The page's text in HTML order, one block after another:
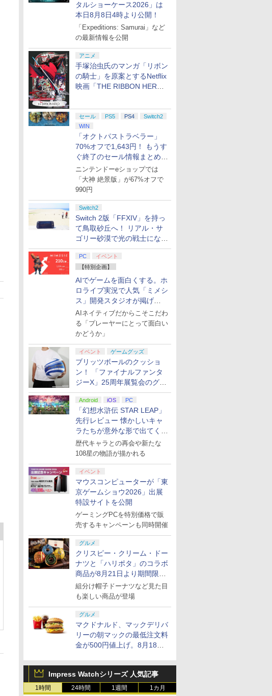
タルショーケース2026」は
本日8月8日4時より公開！
「Expeditions: Samurai」など
の最新情報を公開
アニメ
手塚治虫氏のマンガ「リボン
の騎士」を原案とするNetflix
映画「THE RIBBON HERO
セール PS5 PS4
Switch2
WIN
「オクトパストラベラー」
70%オフで1,643円！ もうす
ぐ終了のセール情報まとめ
【8月8日更新】
ニンテンドーeショップでは
「大神 絶景版」が67%オフで
990円
Switch2
Switch 2版「FFXIV」を持っ
て鳥取砂丘へ！ リアル・サ
ゴリー砂漠で光の戦士になっ
てみた
PC
イベント
【特別企画】
AIでゲームを面白くする。ホ
ロライブ実況で人気「ミメシ
ス」開発スタジオが掲げ
る“AI活用の信念”とは？【講
演レポート】
AIネイティブだからこそこだわ
る「プレーヤーにとって面白い
かどうか」
イベント ゲームグッズ
ブリッツボールのクッショ
ン！ 「ファイナルファンタ
ジーX」25周年展覧会のグッ
ズ情報が公開
Android iOS PC
「幻想水滸伝 STAR LEAP」
先行レビュー 懐かしいキャ
ラたちが意外な形で出てくる
シリーズ完全新作！
歴代キャラとの再会や新たな
108星の物語が描かれる
イベント
マウスコンピューターが「東
京ゲームショウ2026」出展
特設サイトを公開
ゲーミングPCを特別価格で販
売するキャンペーンも同時開催
グルメ
クリスピー・クリーム・ドー
ナツと「ハリポタ」のコラボ
商品が8月21日より期間限定
で発売
組分け帽子ドーナツなど見た目
も楽しい商品が登場
グルメ
マクドナルド、マックデリバ
リーの朝マックの最低注文料
金が500円値上げ。8月18日
Impress Watchシリーズ 人気記事
1時間 24時間 1週間 1カ月